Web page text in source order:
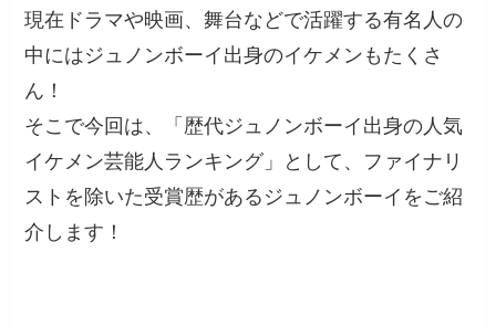
現在ドラマや映画、舞台などで活躍する有名人の
中にはジュノンボーイ出身のイケメンもたくさ
ん！
そこで今回は、「歴代ジュノンボーイ出身の人気
イケメン芸能人ランキング」として、ファイナリ
ストを除いた受賞歴があるジュノンボーイをご紹
介します！